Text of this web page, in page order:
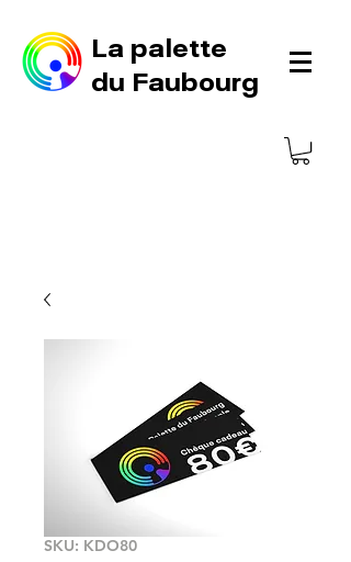
La palette
du Faubourg
SKU: KDO80